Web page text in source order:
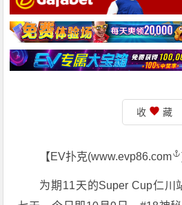
收 藏
【EV扑克(www.evp86.com
为期11天的Super Cup仁川